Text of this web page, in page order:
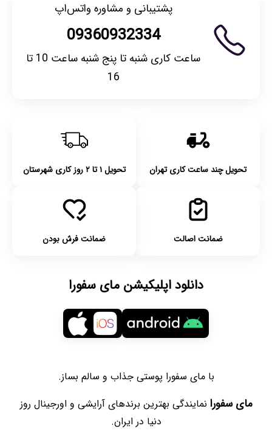
پشتیبانی و مشاوره واتس‌اپ
09360932334
ساعت کاری شنبه تا پنج شنبه ساعت 10 تا
16
تحویل چند ساعت کاری تهران تحویل ۱ تا ۲ روز کاری شهرستان
ضمانت اصالت ضمانت فرش بودن
دانلود اپلیکیشن مای سفورا
با مای سفورا پوستی جذاب و سالم بساز.
مای سفورا نمایندگی بهترین برندهای آرایشی و اورجینال روز
دنیا در ایران.